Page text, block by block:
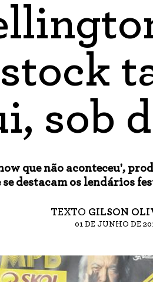
sob
que não aconteceu',
se destacam os lendários
TEXTO GILSON
01 DE JUNHO DE